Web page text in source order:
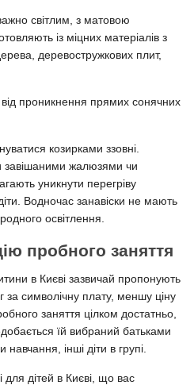
світлим, з матовою
із міцних матеріалів з
деревостружкових плит,
від проникнення прямих сонячних
козирками ззовні.
завішаними жалюзями чи
уникнути перегріву
Водночас занавіски не мають
освітлення.
пробного заняття
в Києві зазвичай пропонують
за символічну плату, меншу ціну
заняття цілком достатньо,
їй вибраний батьками
інші діти в групі.
дітей в Києві, що вас